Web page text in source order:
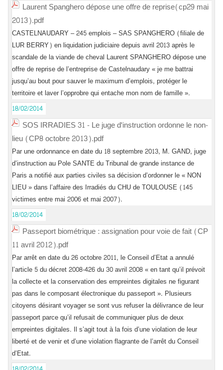
Laurent Spanghero dépose une offre de reprise(cp29 mai
2013).pdf
CASTELNAUDARY – 245 emplois – SAS SPANGHERO (filiale de
LUR BERRY) en liquidation judiciaire depuis avril 2013 après le
scandale de la viande de cheval Laurent SPANGHERO dépose une
offre de reprise de l’entreprise de Castelnaudary « je me battrai
jusqu’au bout pour sauver le maximum d’emplois, protéger le
territoire et laver l’opprobre qui entache mon nom de famille ».
18/02/2014
SOS IRRADIES 31 - Le juge d'instruction ordonne le non-
lieu (CP8 octobre 2013).pdf
Par une ordonnance en date du 18 septembre 2013, M. GAND, juge
d’instruction au Pole SANTE du Tribunal de grande instance de
Paris a notifié aux parties civiles sa décision d’ordonner le « NON
LIEU » dans l’affaire des Irradiés du CHU de TOULOUSE (145
victimes entre mai 2006 et mai 2007).
18/02/2014
Passeport biométrique : assignation pour voie de fait (CP
11 avril 2012).pdf
Par arrêt en date du 26 octobre 2011, le Conseil d’Etat a annulé
l’article 5 du décret 2008-426 du 30 avril 2008 « en tant qu’il prévoit
la collecte et la conservation des empreintes digitales ne figurant
pas dans le composant électronique du passeport ». Plusieurs
citoyens désirant voyager se sont vus refuser la délivrance de leur
passeport parce qu’il refusait de communiquer plus de deux
empreintes digitales. Il s’agit tout à la fois d’une violation de leur
liberté et de venir et d’une violation flagrante de l’arrêt du Conseil
d’Etat.